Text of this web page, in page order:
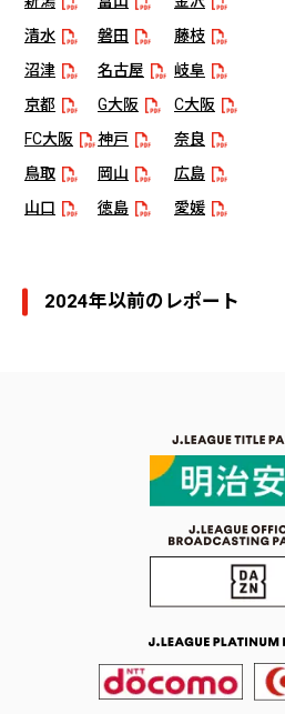
清水
磐田
藤枝
沼津
名古屋
岐阜
京都
G大阪
C大阪
FC大阪
神戸
奈良
鳥取
岡山
広島
山口
徳島
愛媛
大分
宮崎
鹿児島
2024年以前のレポート